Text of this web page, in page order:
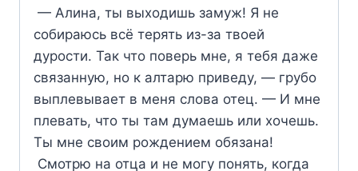
— Алина, ты выходишь замуж! Я не
собираюсь всё терять из-за твоей
дурости. Так что поверь мне, я тебя даже
связанную, но к алтарю приведу, — грубо
выплевывает в меня слова отец. — И мне
плевать, что ты там думаешь или хочешь.
Ты мне своим рождением обязана!
Смотрю на отца и не могу понять, когда